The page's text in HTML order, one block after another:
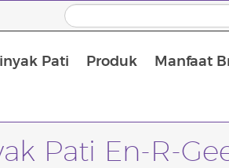
Pati Produk Manfaat
Pati En-R-